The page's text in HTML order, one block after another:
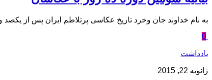
به نام خداوند جان وخرد تاریخ عکاسی پرتلاطم ایران پس از
0
یادداشت
ژانویه 22, 2015